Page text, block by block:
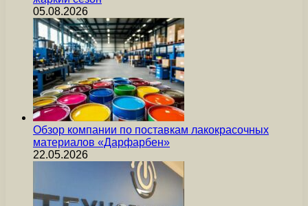
05.08.2026
Обзор компании по поставкам лакокрасочных
материалов «Дарфарбен»
22.05.2026